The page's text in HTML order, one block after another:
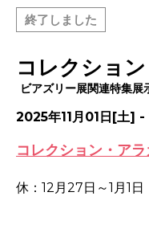
終了しました
コレクショ
ビアズリー展関連特集
2025年11月01日[土]
コレクション・アラ
休：12月27日～1月1日